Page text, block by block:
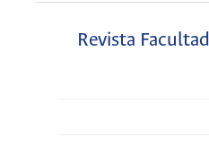
Revista